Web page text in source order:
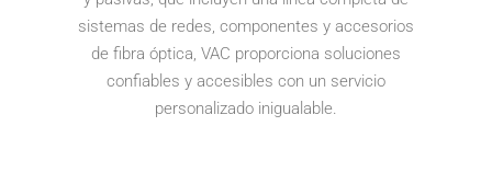
sistemas de redes, componentes y accesorios
de fibra óptica, VAC proporciona soluciones
confiables y accesibles con un servicio
personalizado inigualable.